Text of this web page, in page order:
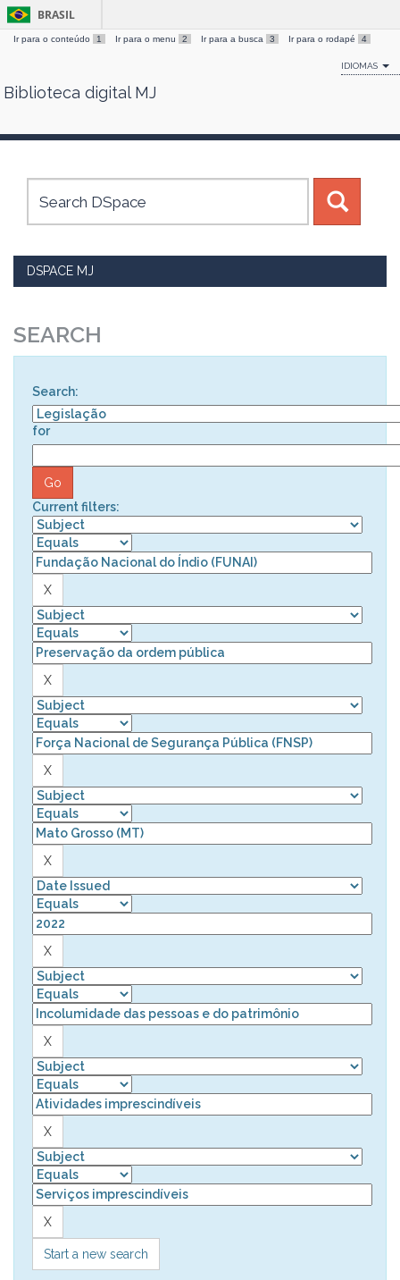
Skip
BRASIL
Ir para o conteúdo 1 Ir para o menu 2 Ir para a busca 3 Ir para o rodapé 4
IDIOMAS
Biblioteca digital MJ
DSPACE MJ
SEARCH
Search:
for
Current filters:
Start a new search